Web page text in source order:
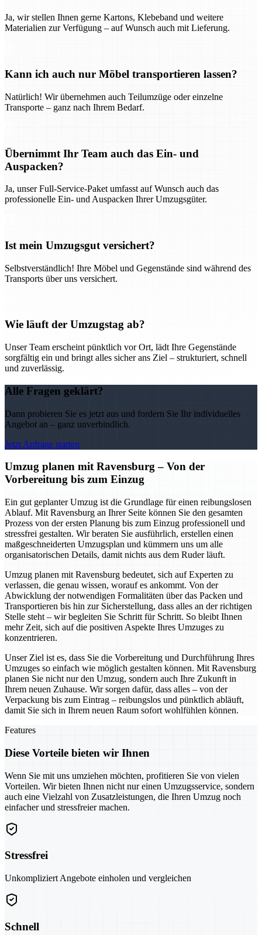
Ja, wir stellen Ihnen gerne Kartons, Klebeband und weitere
Materialien zur Verfügung – auf Wunsch auch mit Lieferung.
Kann ich auch nur Möbel transportieren lassen?
Natürlich! Wir übernehmen auch Teilumzüge oder einzelne
Transporte – ganz nach Ihrem Bedarf.
Übernimmt Ihr Team auch das Ein- und
Auspacken?
Ja, unser Full-Service-Paket umfasst auf Wunsch auch das
professionelle Ein- und Auspacken Ihrer Umzugsgüter.
Ist mein Umzugsgut versichert?
Selbstverständlich! Ihre Möbel und Gegenstände sind während des
Transports über uns versichert.
Wie läuft der Umzugstag ab?
Unser Team erscheint pünktlich vor Ort, lädt Ihre Gegenstände
sorgfältig ein und bringt alles sicher ans Ziel – strukturiert, schnell
und zuverlässig.
Alle Fragen geklärt?
Dann probieren Sie es jetzt aus und fordern Sie Ihr individuelles
Angebot an – ganz unverbindlich.
Jetzt Anfrage starten
Umzug planen mit Ravensburg – Von der
Vorbereitung bis zum Einzug
Ein gut geplanter Umzug ist die Grundlage für einen reibungslosen
Ablauf. Mit Ravensburg an Ihrer Seite können Sie den gesamten
Prozess von der ersten Planung bis zum Einzug professionell und
stressfrei gestalten. Wir beraten Sie ausführlich, erstellen einen
maßgeschneiderten Umzugsplan und kümmern uns um alle
organisatorischen Details, damit nichts aus dem Ruder läuft.
Umzug planen mit Ravensburg bedeutet, sich auf Experten zu
verlassen, die genau wissen, worauf es ankommt. Von der
Abwicklung der notwendigen Formalitäten über das Packen und
Transportieren bis hin zur Sicherstellung, dass alles an der richtigen
Stelle steht – wir begleiten Sie Schritt für Schritt. So bleibt Ihnen
mehr Zeit, sich auf die positiven Aspekte Ihres Umzuges zu
konzentrieren.
Unser Ziel ist es, dass Sie die Vorbereitung und Durchführung Ihres
Umzuges so einfach wie möglich gestalten können. Mit Ravensburg
planen Sie nicht nur den Umzug, sondern auch Ihre Zukunft in
Ihrem neuen Zuhause. Wir sorgen dafür, dass alles – von der
Verpackung bis zum Eintrag – reibungslos und pünktlich abläuft,
damit Sie sich in Ihrem neuen Raum sofort wohlfühlen können.
Features
Diese Vorteile bieten wir Ihnen
Wenn Sie mit uns umziehen möchten, profitieren Sie von vielen
Vorteilen. Wir bieten Ihnen nicht nur einen Umzugsservice, sondern
auch eine Vielzahl von Zusatzleistungen, die Ihren Umzug noch
einfacher und stressfreier machen.
Stressfrei
Unkompliziert Angebote einholen und vergleichen
Schnell